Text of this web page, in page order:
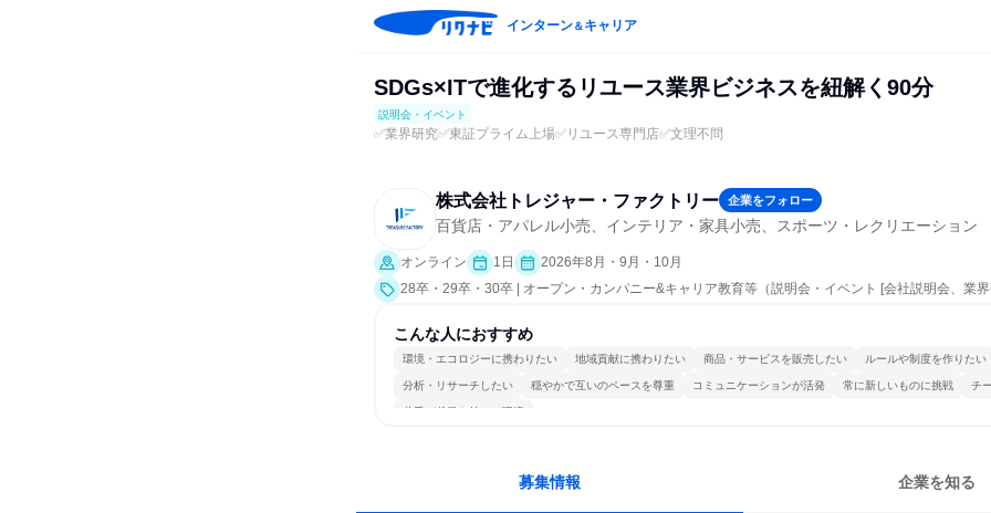
インターン＆キャリア
SDGs×ITで進化するリユース業界ビジネスを紐解く90分
説明会・イベント
✅業界研究✅東証プライム上場✅リユース専門店✅文理不問
株式会社トレジャー・ファクトリー 企業をフォロー
百貨店・アパレル小売、インテリア・家具小売、スポーツ・レクリエーション
オンライン 1日
2026年8月・9月・10月
28卒・29卒・30卒 | オープン・カンパニー&キャリア教育等（説明会・イベント [会社説明会、業界
こんな人におすすめ
環境・エコロジーに携わりたい 地域貢献に携わりたい 商品・サービスを販売したい ルールや制度を作りたい
分析・リサーチしたい 穏やかで互いのペースを尊重 コミュニケーションが活発 常に新しいものに挑戦 チ
若手が裁量を持てる環境
募集情報 企業を知る